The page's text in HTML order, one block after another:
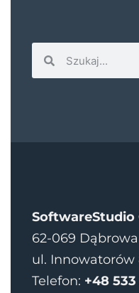
SoftwareStudio
62-069
ul. Innowatorów
Telefon: +48